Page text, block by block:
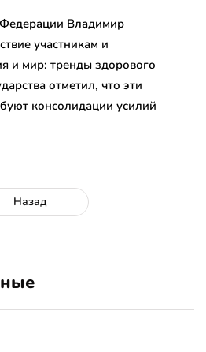
Владимир
участникам и
и мир: тренды здорового
отметил, что эти
консолидации усилий
Назад